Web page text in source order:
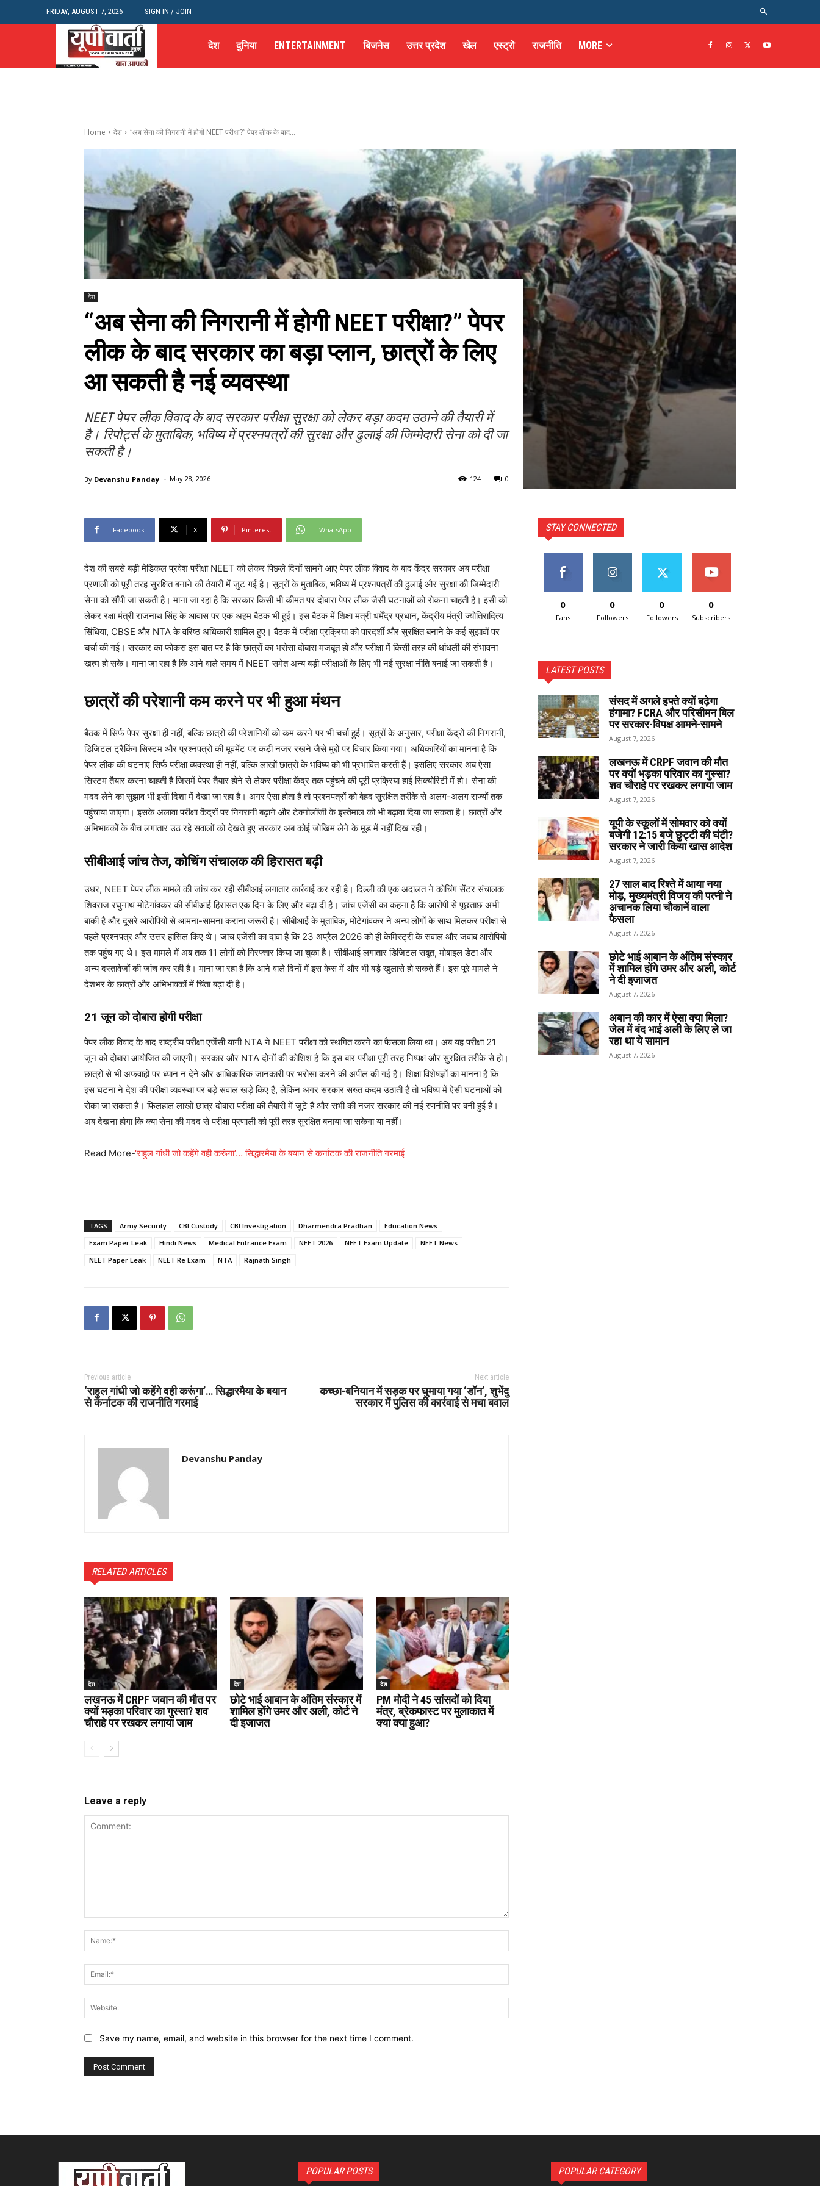
FRIDAY, AUGUST 7, 2026 SIGN IN / JOIN
देश दुनिया ENTERTAINMENT बिजनेस उत्तर प्रदेश खेल एस्ट्रो राजनीति MORE
Home देश “अब सेना की निगरानी में होगी NEET परीक्षा?” पेपर लीक के बाद...
देश
“अब सेना की निगरानी में होगी NEET परीक्षा?” पेपर
लीक के बाद सरकार का बड़ा प्लान, छात्रों के लिए
आ सकती है नई व्यवस्था
NEET पेपर लीक विवाद के बाद सरकार परीक्षा सुरक्षा को लेकर बड़ा कदम उठाने की तैयारी में
है। रिपोर्ट्स के मुताबिक, भविष्य में प्रश्नपत्रों की सुरक्षा और ढुलाई की जिम्मेदारी सेना को दी जा
सकती है।
By Devanshu Panday - May 28, 2026 0
124
Facebook X Pinterest WhatsApp
देश की सबसे बड़ी मेडिकल प्रवेश परीक्षा NEET को लेकर पिछले दिनों सामने आए पेपर लीक विवाद के बाद केंद्र सरकार अब परीक्षा
प्रणाली को पूरी तरह सुरक्षित बनाने की तैयारी में जुट गई है। सूत्रों के मुताबिक, भविष्य में प्रश्नपत्रों की ढुलाई और सुरक्षा की जिम्मेदारी
सेना को सौंपी जा सकती है। माना जा रहा है कि सरकार किसी भी कीमत पर दोबारा पेपर लीक जैसी घटनाओं को रोकना चाहती है। इसी को
लेकर रक्षा मंत्री राजनाथ सिंह के आवास पर एक अहम बैठक भी हुई। इस बैठक में शिक्षा मंत्री धर्मेंद्र प्रधान, केंद्रीय मंत्री ज्योतिरादित्य
सिंधिया, CBSE और NTA के वरिष्ठ अधिकारी शामिल हुए। बैठक में परीक्षा प्रक्रिया को पारदर्शी और सुरक्षित बनाने के कई सुझावों पर
चर्चा की गई। सरकार का फोकस इस बात पर है कि छात्रों का भरोसा दोबारा मजबूत हो और परीक्षा में किसी तरह की धांधली की संभावना
खत्म हो सके। माना जा रहा है कि आने वाले समय में NEET समेत अन्य बड़ी परीक्षाओं के लिए भी नई सुरक्षा नीति बनाई जा सकती है।
छात्रों की परेशानी कम करने पर भी हुआ मंथन
बैठक में सिर्फ पेपर सुरक्षा ही नहीं, बल्कि छात्रों की परेशानियों को कम करने पर भी चर्चा हुई। सूत्रों के अनुसार, परीक्षा केंद्रों की निगरानी,
डिजिटल ट्रैकिंग सिस्टम और प्रश्नपत्रों की मूवमेंट पर कड़ी नजर रखने जैसे मुद्दों पर विचार किया गया। अधिकारियों का मानना है कि
पेपर लीक की घटनाएं सिर्फ परीक्षा व्यवस्था ही नहीं, बल्कि लाखों छात्रों के भविष्य को भी प्रभावित करती हैं। इसलिए सरकार अब ऐसा
सिस्टम तैयार करना चाहती है जिसमें पेपर तैयार होने से लेकर परीक्षा केंद्र तक पहुंचने की पूरी प्रक्रिया हाई सिक्योरिटी में हो। सेना की
मदद लेने का सुझाव भी इसी दिशा में देखा जा रहा है। अगर ऐसा होता है तो प्रश्नपत्रों को बेहद सुरक्षित तरीके से अलग-अलग राज्यों तक
पहुंचाया जाएगा। इसके अलावा परीक्षा केंद्रों पर निगरानी बढ़ाने और टेक्नोलॉजी के इस्तेमाल को भी बढ़ावा दिया जा सकता है। छात्रों और
अभिभावकों के बीच लगातार उठ रहे सवालों को देखते हुए सरकार अब कोई जोखिम लेने के मूड में नहीं दिख रही।
सीबीआई जांच तेज, कोचिंग संचालक की हिरासत बढ़ी
उधर, NEET पेपर लीक मामले की जांच कर रही सीबीआई लगातार कार्रवाई कर रही है। दिल्ली की एक अदालत ने कोचिंग सेंटर संचालक
शिवराज रघुनाथ मोटेगांवकर की सीबीआई हिरासत एक दिन के लिए और बढ़ा दी है। जांच एजेंसी का कहना है कि आरोपी से पूछताछ अभी
बाकी है और दूसरे आरोपियों से आमना-सामना कराना जरूरी है। सीबीआई के मुताबिक, मोटेगांवकर ने अन्य लोगों के साथ मिलकर परीक्षा से
पहले प्रश्नपत्र और उत्तर हासिल किए थे। जांच एजेंसी का दावा है कि 23 अप्रैल 2026 को ही केमिस्ट्री के सवाल और जवाब आरोपियों
तक पहुंच गए थे। इस मामले में अब तक 11 लोगों को गिरफ्तार किया जा चुका है। सीबीआई लगातार डिजिटल सबूत, मोबाइल डेटा और
अन्य दस्तावेजों की जांच कर रही है। माना जा रहा है कि आने वाले दिनों में इस केस में और भी बड़े खुलासे हो सकते हैं। इस पूरे मामले ने
देशभर के छात्रों और अभिभावकों में चिंता बढ़ा दी है।
21 जून को दोबारा होगी परीक्षा
पेपर लीक विवाद के बाद राष्ट्रीय परीक्षा एजेंसी यानी NTA ने NEET परीक्षा को स्थगित करने का फैसला लिया था। अब यह परीक्षा 21
जून को दोबारा आयोजित की जाएगी। सरकार और NTA दोनों की कोशिश है कि इस बार परीक्षा पूरी तरह निष्पक्ष और सुरक्षित तरीके से हो।
छात्रों से भी अफवाहों पर ध्यान न देने और आधिकारिक जानकारी पर भरोसा करने की अपील की गई है। शिक्षा विशेषज्ञों का मानना है कि
इस घटना ने देश की परीक्षा व्यवस्था पर बड़े सवाल खड़े किए हैं, लेकिन अगर सरकार सख्त कदम उठाती है तो भविष्य में ऐसी घटनाओं को
रोका जा सकता है। फिलहाल लाखों छात्र दोबारा परीक्षा की तैयारी में जुटे हैं और सभी की नजर सरकार की नई रणनीति पर बनी हुई है।
अब देखना होगा कि क्या सेना की मदद से परीक्षा प्रणाली को पूरी तरह सुरक्षित बनाया जा सकेगा या नहीं।
Read More-‘राहुल गांधी जो कहेंगे वही करूंगा’… सिद्धारमैया के बयान से कर्नाटक की राजनीति गरमाई
TAGS Army Security CBI Custody CBI Investigation Dharmendra Pradhan
Education News
Exam Paper Leak
Hindi News Medical Entrance Exam NEET 2026 NEET Exam Update
NEET News
NEET Paper Leak
NEET Re Exam NTA Rajnath Singh
Previous article
‘राहुल गांधी जो कहेंगे वही करूंगा’… सिद्धारमैया के बयान
से कर्नाटक की राजनीति गरमाई
Next article
कच्छा-बनियान में सड़क पर घुमाया गया ‘डॉन’, शुभेंदु
सरकार में पुलिस की कार्रवाई से मचा बवाल
Devanshu Panday
RELATED ARTICLES
देश
लखनऊ में CRPF जवान की मौत पर
क्यों भड़का परिवार का गुस्सा? शव
चौराहे पर रखकर लगाया जाम
देश
छोटे भाई आबान के अंतिम संस्कार में
शामिल होंगे उमर और अली, कोर्ट ने
दी इजाजत
देश
PM मोदी ने 45 सांसदों को दिया
मंत्र, ब्रेकफास्ट पर मुलाकात में
क्या क्या हुआ?
Leave a reply
Save my name, email, and website in this browser for the next time I comment.
STAY CONNECTED
0
Fans
0
Followers
0
Followers
0
Subscribers
LATEST POSTS
संसद में अगले हफ्ते क्यों बढ़ेगा
हंगामा? FCRA और परिसीमन बिल
पर सरकार-विपक्ष आमने-सामने
August 7, 2026
लखनऊ में CRPF जवान की मौत
पर क्यों भड़का परिवार का गुस्सा?
शव चौराहे पर रखकर लगाया जाम
August 7, 2026
यूपी के स्कूलों में सोमवार को क्यों
बजेगी 12:15 बजे छुट्टी की घंटी?
सरकार ने जारी किया खास आदेश
August 7, 2026
27 साल बाद रिश्ते में आया नया
मोड़, मुख्यमंत्री विजय की पत्नी ने
अचानक लिया चौकानें वाला
फैसला
August 7, 2026
छोटे भाई आबान के अंतिम संस्कार
में शामिल होंगे उमर और अली, कोर्ट
ने दी इजाजत
August 7, 2026
अबान की कार में ऐसा क्या मिला?
जेल में बंद भाई अली के लिए ले जा
रहा था ये सामान
August 7, 2026
POPULAR POSTS POPULAR CATEGORY